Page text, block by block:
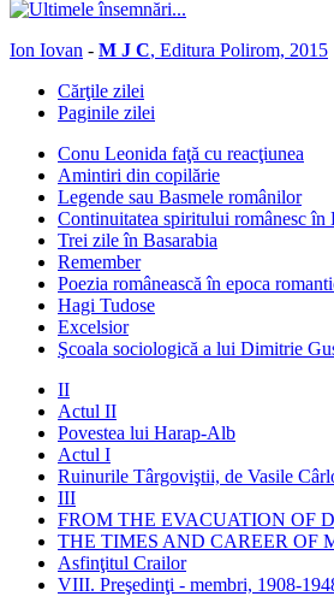
Ion Iovan - M J C, Editura Polirom, 2015
Cărţile zilei
Paginile zilei
Conu Leonida faţă cu reacţiunea
Amintiri din copilărie
Legende sau Basmele românilor
Continuitatea spiritului românesc în
Trei zile în Basarabia
Remember
Poezia românească în epoca
Hagi Tudose
Excelsior
Şcoala sociologică a lui Dimitrie
II
Actul II
Povestea lui Harap-Alb
Actul I
Ruinurile Târgoviştii, de Vasile
III
FROM THE EVACUATION OF
THE TIMES AND CAREER OF
Asfinţitul Crailor
VIII. Preşedinţi - membri, 1908-